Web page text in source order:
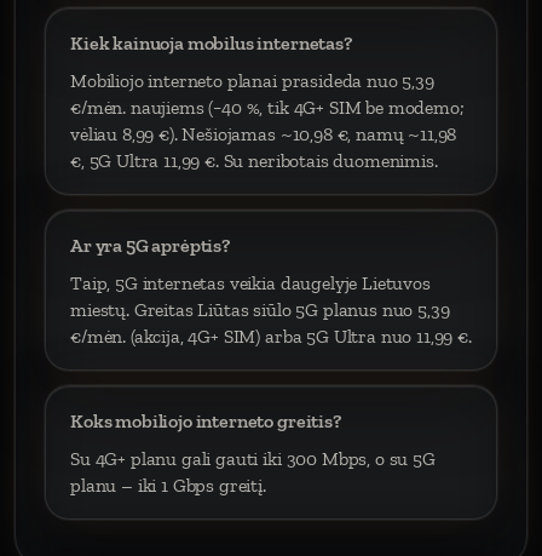
Kiek kainuoja mobilus internetas?
Mobiliojo interneto planai prasideda nuo 5,39
€/mėn. naujiems (−40 %, tik 4G+ SIM be modemo;
vėliau 8,99 €). Nešiojamas ~10,98 €, namų ~11,98
€, 5G Ultra 11,99 €. Su neribotais duomenimis.
Ar yra 5G aprėptis?
Taip, 5G internetas veikia daugelyje Lietuvos
miestų. Greitas Liūtas siūlo 5G planus nuo 5,39
€/mėn. (akcija, 4G+ SIM) arba 5G Ultra nuo 11,99 €.
Koks mobiliojo interneto greitis?
Su 4G+ planu gali gauti iki 300 Mbps, o su 5G
planu – iki 1 Gbps greitį.